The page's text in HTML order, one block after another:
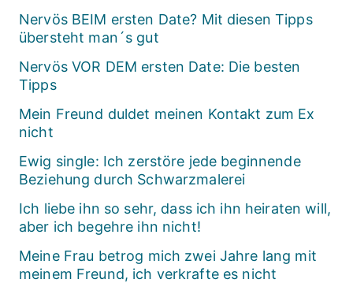
Nervös BEIM ersten Date? Mit diesen Tipps
übersteht man´s gut
Nervös VOR DEM ersten Date: Die besten
Tipps
Mein Freund duldet meinen Kontakt zum Ex
nicht
Ewig single: Ich zerstöre jede beginnende
Beziehung durch Schwarzmalerei
Ich liebe ihn so sehr, dass ich ihn heiraten will,
aber ich begehre ihn nicht!
Meine Frau betrog mich zwei Jahre lang mit
meinem Freund, ich verkrafte es nicht